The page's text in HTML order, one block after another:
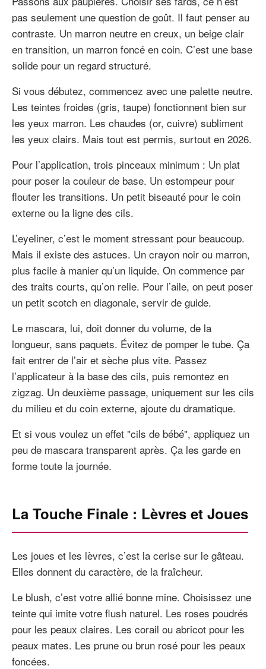
pas seulement une question de goût. Il faut penser au
contraste. Un marron neutre en creux, un beige clair
en transition, un marron foncé en coin. C’est une base
solide pour un regard structuré.
Si vous débutez, commencez avec une palette neutre.
Les teintes froides (gris, taupe) fonctionnent bien sur
les yeux marron. Les chaudes (or, cuivre) subliment
les yeux clairs. Mais tout est permis, surtout en 2026.
Pour l’application, trois pinceaux minimum : Un plat
pour poser la couleur de base. Un estompeur pour
flouter les transitions. Un petit biseauté pour le coin
externe ou la ligne des cils.
L’eyeliner, c’est le moment stressant pour beaucoup.
Mais il existe des astuces. Un crayon noir ou marron,
plus facile à manier qu’un liquide. On commence par
des traits courts, qu’on relie. Pour l’aile, on peut poser
un petit scotch en diagonale, servir de guide.
Le mascara, lui, doit donner du volume, de la
longueur, sans paquets. Évitez de pomper le tube. Ça
fait entrer de l’air et sèche plus vite. Passez
l’applicateur à la base des cils, puis remontez en
zigzag. Un deuxième passage, uniquement sur les cils
du milieu et du coin externe, ajoute du dramatique.
Et si vous voulez un effet "cils de bébé", appliquez un
peu de mascara transparent après. Ça les garde en
forme toute la journée.
La Touche Finale : Lèvres et Joues
Les joues et les lèvres, c’est la cerise sur le gâteau.
Elles donnent du caractère, de la fraîcheur.
Le blush, c’est votre allié bonne mine. Choisissez une
teinte qui imite votre flush naturel. Les roses poudrés
pour les peaux claires. Les corail ou abricot pour les
peaux mates. Les prune ou brun rosé pour les peaux
foncées.